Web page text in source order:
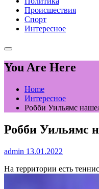
Происшествия
Спорт
Интересное
You Are Here
Home
Интересное
Робби Уильямс
Робби Уильямс
admin 13.01.2022
На территории есть